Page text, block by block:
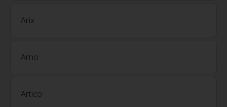
Arix
Arno
Artico